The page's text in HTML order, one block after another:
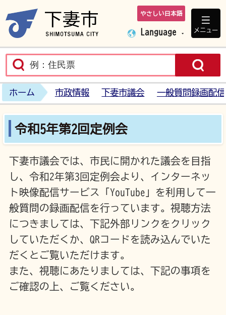
下妻市ホームペ
やさしい日本語
Language メニュー
ホーム 市政情報 下妻市議会 一般質問録画配信
令和5年第2回定例会
下妻市議会では、市民に開かれた議会を目指
し、令和2年第3回定例会より、インターネッ
ト映像配信サービス「YouTube」を利用して一
般質問の録画配信を行っています。視聴方法
につきましては、下記外部リンクをクリック
していただくか、QRコードを読み込んでいた
だくとご覧いただけます。
また、視聴にあたりましては、下記の事項を
ご確認の上、ご覧ください。